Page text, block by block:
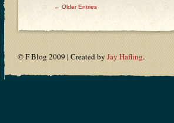
← Older Entries
© F Blog 2009 | Created by Jay Hafling.